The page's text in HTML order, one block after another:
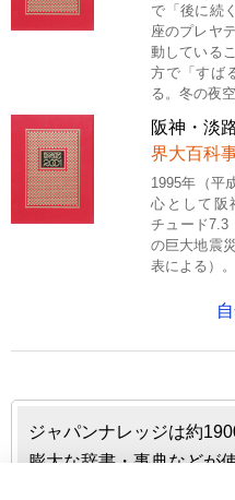
で「後に続
座のプレヤ
動している
方で「すば
る。冬の夜
阪神・淡
界大百科
1995年（平
心として阪
チュード7.3
の巨大地震
表による）
ジャパンナレッジは約
膨大な辞書・事典などが
ンターネット辞書・事典